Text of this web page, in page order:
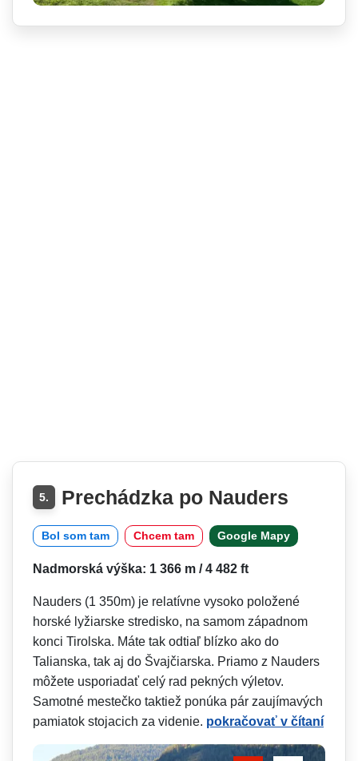
5. Prechádzka po Nauders
Bol som tam Chcem tam Google Mapy
Nadmorská výška: 1 366 m / 4 482 ft
Nauders (1 350m) je relatívne vysoko položené
horské lyžiarske stredisko, na samom západnom
konci Tirolska. Máte tak odtiaľ blízko ako do
Talianska, tak aj do Švajčiarska. Priamo z Nauders
môžete usporiadať celý rad pekných výletov.
Samotné mestečko taktiež ponúka pár zaujímavých
pamiatok stojacich za videnie. pokračovať v čítaní